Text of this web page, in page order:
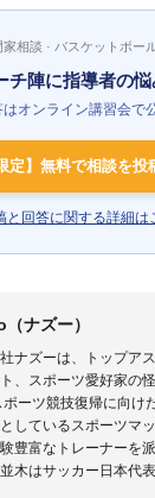
家相談 · バスケットボー
チ陣に指導者の
はオンライン講習会で
定】無料で相談を投
と回答に関する詳細は
ナズー）
ナズーは、トップア
、スポーツ愛好家の
ポーツ競技復帰に向け
しているスポーツマ
豊富なトレーナーを
木はサッカー日本代